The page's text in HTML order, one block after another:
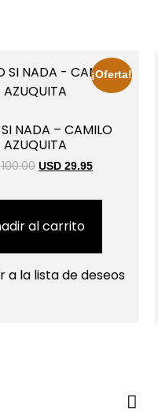
¡Oferta!
NADA – CAMILO
AZUQUITA
USD 29.95
al carrito
a la lista de deseos